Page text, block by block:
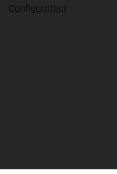
Configurateur